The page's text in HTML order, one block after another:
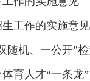
工作的实施意见
随机、一公开”
育人才“一条龙